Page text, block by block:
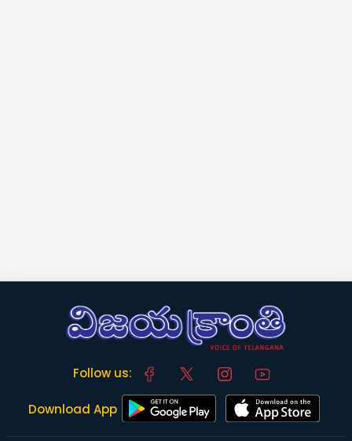
Follow us:
Download App